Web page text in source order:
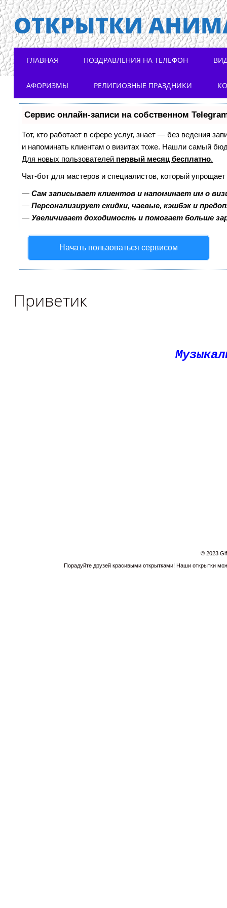
ОТКРЫТКИ
Main menu
ГЛАВНАЯ ПОЗДРАВЛЕНИЯ НА ТЕЛЕФОН
АФОРИЗМЫ РЕЛИГИОЗНЫЕ ПРАЗДНИКИ
Сервис онлайн-записи на собственном
Тот, кто работает в сфере услуг, знает — без ведения
и напоминать клиентам о визитах тоже. Нашли самый
Для новых пользователей первый месяц бесплатно.
Чат-бот для мастеров и специалистов, который
—Сам записывает клиентов и напоминает им о
—Персонализирует скидки, чаевые, кэшбэк и
—Увеличивает доходимость и помогает больше
Начать пользоваться сервисом
Приветик
© 2023
Порадуйте друзей красивыми открытками! Наши открытки